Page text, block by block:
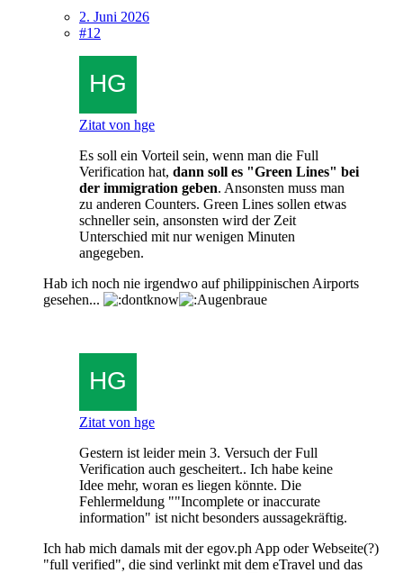
2. Juni 2026
#12
Zitat von hge
Es soll ein Vorteil sein, wenn man die Full
Verification hat, dann soll es "Green Lines" bei
der immigration geben. Ansonsten muss man
zu anderen Counters. Green Lines sollen etwas
schneller sein, ansonsten wird der Zeit
Unterschied mit nur wenigen Minuten
angegeben.
Hab ich noch nie irgendwo auf philippinischen Airports
gesehen...
Zitat von hge
Gestern ist leider mein 3. Versuch der Full
Verification auch gescheitert.. Ich habe keine
Idee mehr, woran es liegen könnte. Die
Fehlermeldung ""Incomplete or inaccurate
information" ist nicht besonders aussagekräftig.
Ich hab mich damals mit der egov.ph App oder Webseite(?)
"full verified", die sind verlinkt mit dem eTravel und das